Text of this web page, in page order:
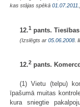
kas stājas spēkā 01.07.2011.
12.1 pants.
(Izslēgts ar 05.06.2008 .
12.2 pants.
(1) Vietu (telpu)
īpašumā muitas
kura sniegtie